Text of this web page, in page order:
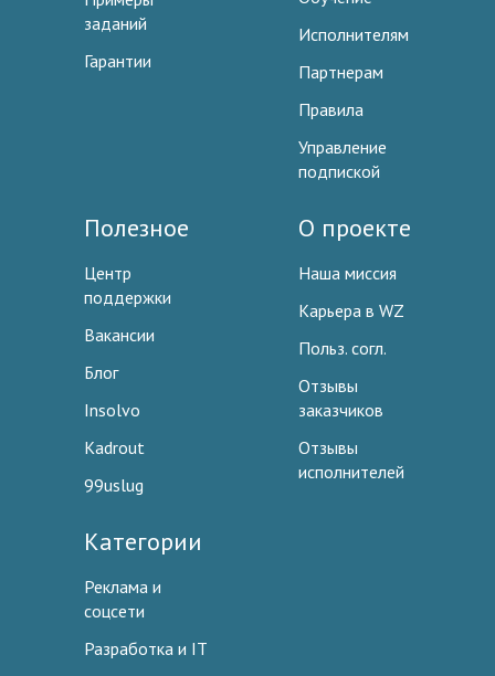
заданий
Гарантии
Исполнителям
Партнерам
Правила
Управление
подпиской
Полезное
Центр
поддержки
Вакансии
Блог
Insolvo
Kadrout
99uslug
О проекте
Наша миссия
Карьера в WZ
Польз. согл.
Отзывы
заказчиков
Отзывы
исполнителей
Категории
Реклама и
соцсети
Разработка и IT